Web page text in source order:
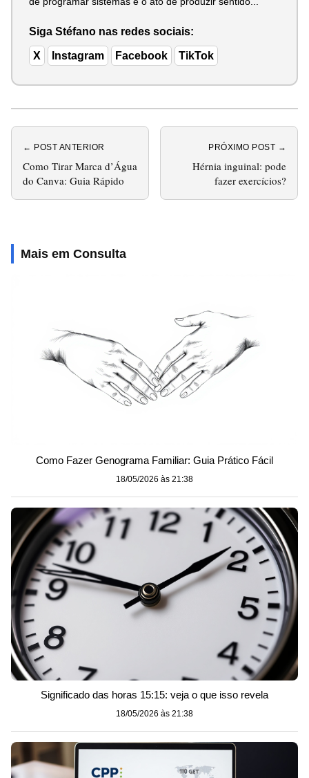
Siga Stéfano nas redes sociais:
X Instagram Facebook TikTok
← POST ANTERIOR
Como Tirar Marca d’Água
do Canva: Guia Rápido
PRÓXIMO POST →
Hérnia inguinal: pode
fazer exercícios?
Mais em Consulta
Como Fazer Genograma Familiar: Guia Prático Fácil
18/05/2026 às 21:38
Significado das horas 15:15: veja o que isso revela
18/05/2026 às 21:38